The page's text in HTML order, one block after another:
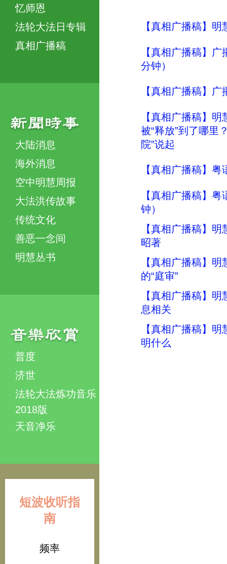
忆师恩
法轮大法日专辑
真相广播稿
大陆消息
海外消息
空中明慧周报
大法洪传故事
传统文化
善恶一念间
明慧丛书
普度
济世
法轮大法炼功音乐
2018版
天音净乐
短波收听指
南
频率
【真相广播稿】
【真相广播稿】
分钟）
【真相广播稿】
【真相广播稿】
被“释放”到了哪里
院”说起
【真相广播稿】
【真相广播稿】
钟）
【真相广播稿】
昭著
【真相广播稿】
的“庭审”
【真相广播稿】
息相关
【真相广播稿】
明什么